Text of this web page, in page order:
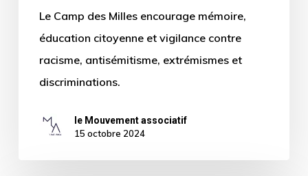
Le Camp des Milles encourage mémoire,
éducation citoyenne et vigilance contre
racisme, antisémitisme, extrémismes et
discriminations.
le Mouvement associatif
15 octobre 2024